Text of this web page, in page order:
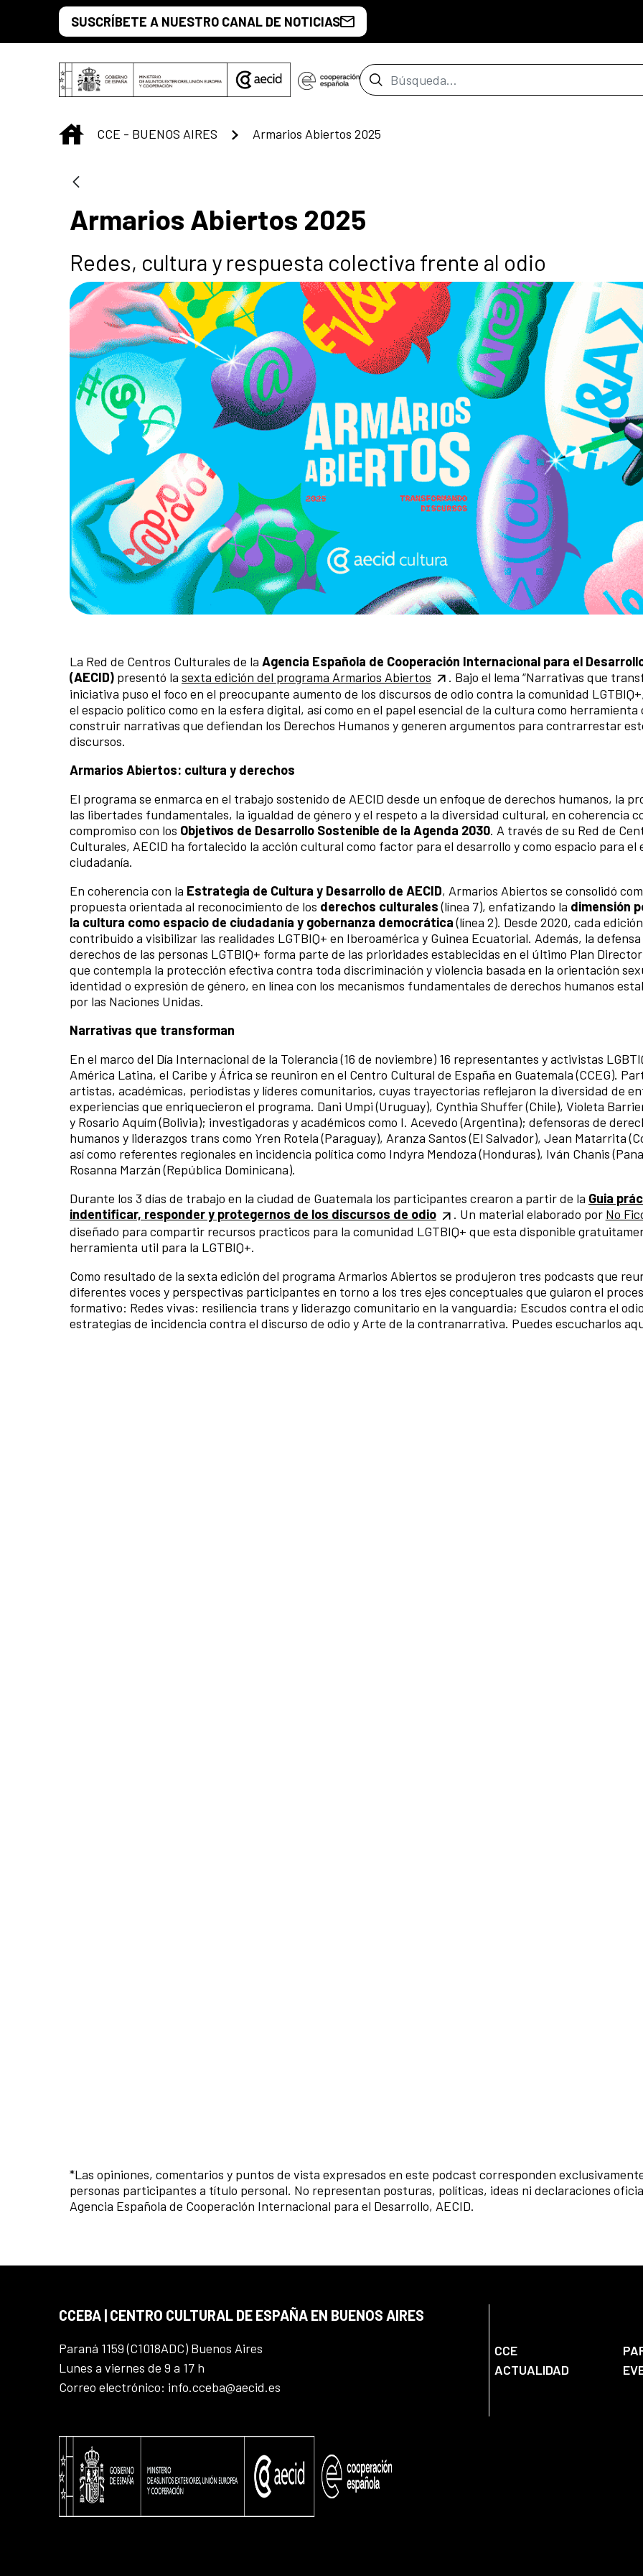
Saltar al contenido principal
SUSCRÍBETE A NUESTRO CANAL DE NOTICIAS
Barra de búsqueda
INICIO
CCE - BUENOS AIRES Armarios Abiertos 2025
Armarios Abiertos 2025
Redes, cultura y respuesta colectiva frente al odio
La Red de Centros Culturales de la Agencia Española de Cooperación Internacional para el
(AECID) presentó la sexta edición del programa Armarios Abiertos
. Bajo el lema “Narrativas que
iniciativa puso el foco en el preocupante aumento de los discursos de odio contra la comunidad
el espacio político como en la esfera digital, así como en el papel esencial de la cultura como herramienta
construir narrativas que defiendan los Derechos Humanos y generen argumentos para contrarrestar
discursos.
Armarios Abiertos: cultura y derechos
El programa se enmarca en el trabajo sostenido de AECID desde un enfoque de derechos humanos, la
las libertades fundamentales, la igualdad de género y el respeto a la diversidad cultural, en coherencia
compromiso con los Objetivos de Desarrollo Sostenible de la Agenda 2030. A través de su Red de
Culturales, AECID ha fortalecido la acción cultural como factor para el desarrollo y como espacio para el
ciudadanía.
En coherencia con la Estrategia de Cultura y Desarrollo de AECID, Armarios Abiertos se consolidó
propuesta orientada al reconocimiento de los derechos culturales(línea 7), enfatizando la dimensión
la cultura como espacio de ciudadanía y gobernanza democrática(línea 2). Desde 2020, cada
contribuido a visibilizar las realidades LGTBIQ+ en Iberoamérica y Guinea Ecuatorial. Además, la defensa
derechos de las personas LGTBIQ+ forma parte de las prioridades establecidas en el último Plan Director
que contempla la protección efectiva contra toda discriminación y violencia basada en la orientación
identidad o expresión de género, en línea con los mecanismos fundamentales de derechos humanos
por las Naciones Unidas.
Narrativas que transforman
En el marco del Día Internacional de la Tolerancia (16 de noviembre) 16 representantes y activistas
América Latina, el Caribe y África se reuniron en el Centro Cultural de España en Guatemala (CCEG).
artistas, académicas, periodistas y líderes comunitarios, cuyas trayectorias reflejaron la diversidad de
experiencias que enriquecieron el programa. Dani Umpi (Uruguay), Cynthia Shuffer (Chile), Violeta
y Rosario Aquím (Bolivia); investigadoras y académicos como I. Acevedo (Argentina); defensoras de
humanos y liderazgos trans como Yren Rotela (Paraguay), Aranza Santos (El Salvador), Jean Matarrita
así como referentes regionales en incidencia política como Indyra Mendoza (Honduras), Iván Chanis
Rosanna Marzán (República Dominicana).
Durante los 3 días de trabajo en la ciudad de Guatemala los participantes crearon a partir de la Guia
indentificar, responder y protegernos de los discursos de odio
. Un material elaborado por No
diseñado para compartir recursos practicos para la comunidad LGTBIQ+ que esta disponible
herramienta util para la LGTBIQ+.
Como resultado de la sexta edición del programa Armarios Abiertos se produjeron tres podcasts que
diferentes voces y perspectivas participantes en torno a los tres ejes conceptuales que guiaron el
formativo: Redes vivas: resiliencia trans y liderazgo comunitario en la vanguardia; Escudos contra el
estrategias de incidencia contra el discurso de odio y Arte de la contranarrativa. Puedes escucharlos
*Las opiniones, comentarios y puntos de vista expresados en este podcast corresponden
personas participantes a título personal. No representan posturas, políticas, ideas ni declaraciones
Agencia Española de Cooperación Internacional para el Desarrollo, AECID.
CCEBA | CENTRO CULTURAL DE ESPAÑA EN BUENOS AIRES
Paraná 1159 (C1018ADC) Buenos Aires
Lunes a viernes de 9 a 17 h
Correo electrónico: info.cceba@aecid.es
CCE
ACTUALIDAD